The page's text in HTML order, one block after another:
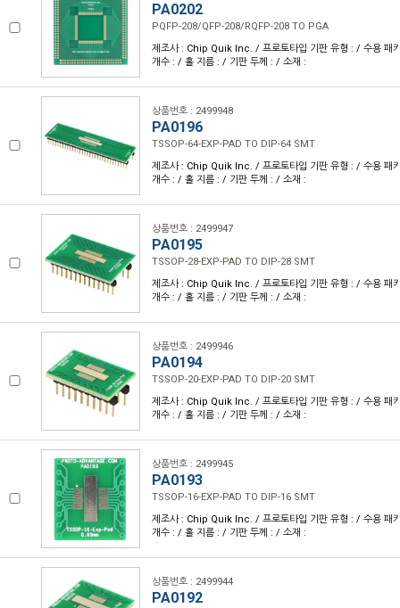
PA0202
PQFP-208/QFP-208/RQFP-208 TO PGA
제조사 : Chip Quik Inc. / 프로토타입 기판 유형 : / 수용 패
개수 : / 홀 지름 : / 기판 두께 : / 소재 :
상품번호 : 2499948
PA0196
TSSOP-64-EXP-PAD TO DIP-64 SMT
제조사 : Chip Quik Inc. / 프로토타입 기판 유형 : / 수용 패
개수 : / 홀 지름 : / 기판 두께 : / 소재 :
상품번호 : 2499947
PA0195
TSSOP-28-EXP-PAD TO DIP-28 SMT
제조사 : Chip Quik Inc. / 프로토타입 기판 유형 : / 수용 패
개수 : / 홀 지름 : / 기판 두께 : / 소재 :
상품번호 : 2499946
PA0194
TSSOP-20-EXP-PAD TO DIP-20 SMT
제조사 : Chip Quik Inc. / 프로토타입 기판 유형 : / 수용 패
개수 : / 홀 지름 : / 기판 두께 : / 소재 :
상품번호 : 2499945
PA0193
TSSOP-16-EXP-PAD TO DIP-16 SMT
제조사 : Chip Quik Inc. / 프로토타입 기판 유형 : / 수용 패
개수 : / 홀 지름 : / 기판 두께 : / 소재 :
상품번호 : 2499944
PA0192